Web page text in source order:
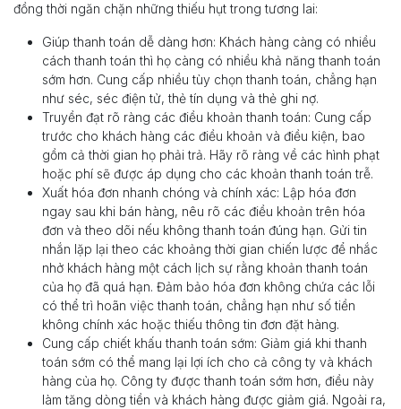
đồng thời ngăn chặn những thiếu hụt trong tương lai:
Giúp thanh toán dễ dàng hơn: Khách hàng càng có nhiều
cách thanh toán thì họ càng có nhiều khả năng thanh toán
sớm hơn. Cung cấp nhiều tùy chọn thanh toán, chẳng hạn
như séc, séc điện tử, thẻ tín dụng và thẻ ghi nợ.
Truyền đạt rõ ràng các điều khoản thanh toán: Cung cấp
trước cho khách hàng các điều khoản và điều kiện, bao
gồm cả thời gian họ phải trả. Hãy rõ ràng về các hình phạt
hoặc phí sẽ được áp dụng cho các khoản thanh toán trễ.
Xuất hóa đơn nhanh chóng và chính xác: Lập hóa đơn
ngay sau khi bán hàng, nêu rõ các điều khoản trên hóa
đơn và theo dõi nếu không thanh toán đúng hạn. Gửi tin
nhắn lặp lại theo các khoảng thời gian chiến lược để nhắc
nhở khách hàng một cách lịch sự rằng khoản thanh toán
của họ đã quá hạn. Đảm bảo hóa đơn không chứa các lỗi
có thể trì hoãn việc thanh toán, chẳng hạn như số tiền
không chính xác hoặc thiếu thông tin đơn đặt hàng.
Cung cấp chiết khấu thanh toán sớm: Giảm giá khi thanh
toán sớm có thể mang lại lợi ích cho cả công ty và khách
hàng của họ. Công ty được thanh toán sớm hơn, điều này
làm tăng dòng tiền và khách hàng được giảm giá. Ngoài ra,